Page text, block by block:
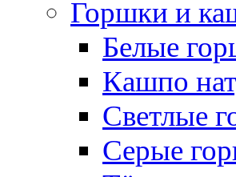
Горшки и
Белые
Кашпо
Светлые
Серые